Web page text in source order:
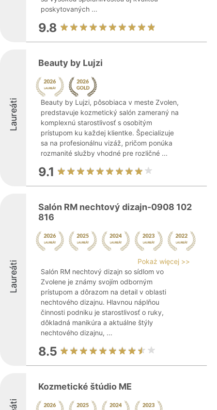
poskytovaných ...
9.8
Laureáti
Beauty by Lujzi
Beauty by Lujzi, pôsobiaca v meste Zvolen,
predstavuje kozmetický salón zameraný na
komplexnú starostlivosť s osobitým
prístupom ku každej klientke. Špecializuje
sa na profesionálnu vizáž, pričom ponúka
rozmanité služby vhodné pre rozličné ...
9.1
Laureáti
Salón RM nechtový dizajn-0908 102
816
Pokaż więcej >>
Salón RM nechtový dizajn so sídlom vo
Zvolene je známy svojím odborným
prístupom a dôrazom na detail v oblasti
nechtového dizajnu. Hlavnou náplňou
činnosti podniku je starostlivosť o ruky,
dôkladná manikúra a aktuálne štýly
nechtového dizajnu, ...
8.5
Kozmetické štúdio ME